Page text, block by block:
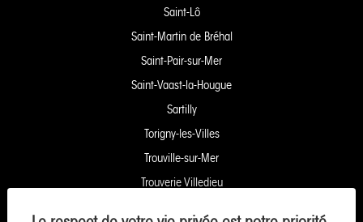
Saint-Lô
Saint-Martin de Bréhal
Saint-Pair-sur-Mer
Saint-Vaast-la-Hougue
Sartilly
Torigny-les-Villes
Trouville-sur-Mer
Trouverie Villedieu